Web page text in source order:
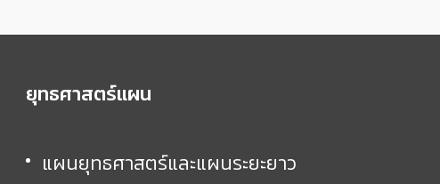
ยุทธศาสตร์แผน
แผนยุทธศาสตร์และแผนระยะยาว